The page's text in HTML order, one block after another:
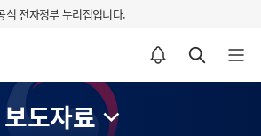
식 전자정부 누리집입니다.
알림설정 바로가기 검색 바로가기 메뉴 열기
보도자료